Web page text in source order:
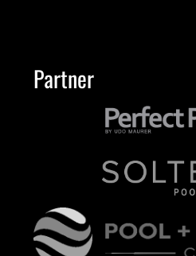
Partner